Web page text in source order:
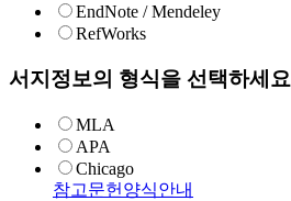
EndNote / Mendeley
RefWorks
서지정보의 형식을 선택하세요
MLA
APA
Chicago
참고문헌양식안내